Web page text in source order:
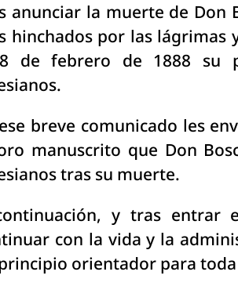
anunciar la muerte de Don
hinchados por las lágrimas
de febrero de 1888 su
breve comunicado les
manuscrito que Don
tras su muerte.
y tras entrar
con la vida y la
orientador para